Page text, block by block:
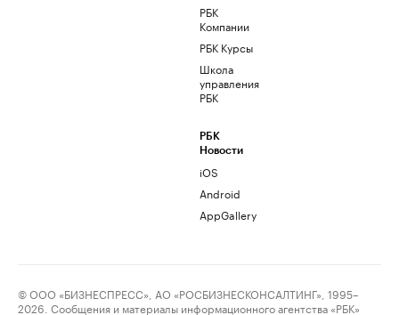
РБК
Компании
РБК Курсы
Школа
управления
РБК
РБК
Новости
iOS
Android
AppGallery
© ООО «БИЗНЕСПРЕСС», АО «РОСБИЗНЕСКОНСАЛТИНГ», 1995–
2026. Сообщения и материалы информационного агентства «РБК»